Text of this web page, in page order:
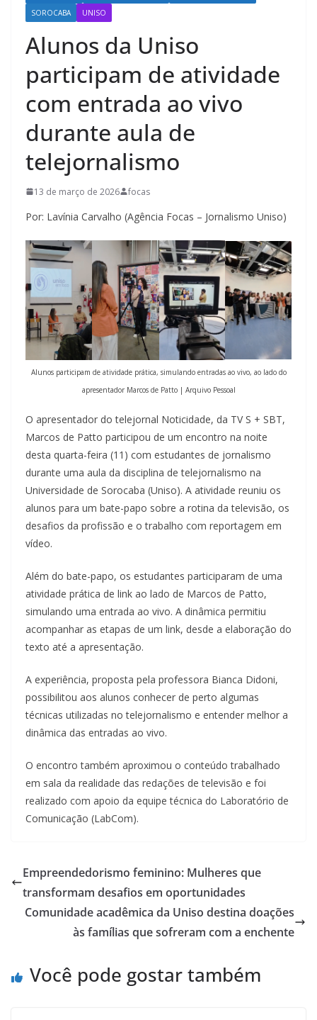
SOROCABA
UNISO
Alunos da Uniso
participam de atividade
com entrada ao vivo
durante aula de
telejornalismo
13 de março de 2026 focas
Por: Lavínia Carvalho (Agência Focas – Jornalismo Uniso)
Alunos participam de atividade prática, simulando entradas ao vivo, ao lado do
apresentador Marcos de Patto | Arquivo Pessoal
O apresentador do telejornal Noticidade, da TV S + SBT,
Marcos de Patto participou de um encontro na noite
desta quarta-feira (11) com estudantes de jornalismo
durante uma aula da disciplina de telejornalismo na
Universidade de Sorocaba (Uniso). A atividade reuniu os
alunos para um bate-papo sobre a rotina da televisão, os
desafios da profissão e o trabalho com reportagem em
vídeo.
Além do bate-papo, os estudantes participaram de uma
atividade prática de link ao lado de Marcos de Patto,
simulando uma entrada ao vivo. A dinâmica permitiu
acompanhar as etapas de um link, desde a elaboração do
texto até a apresentação.
A experiência, proposta pela professora Bianca Didoni,
possibilitou aos alunos conhecer de perto algumas
técnicas utilizadas no telejornalismo e entender melhor a
dinâmica das entradas ao vivo.
O encontro também aproximou o conteúdo trabalhado
em sala da realidade das redações de televisão e foi
realizado com apoio da equipe técnica do Laboratório de
Comunicação (LabCom).
Empreendedorismo feminino: Mulheres que
transformam desafios em oportunidades
Comunidade acadêmica da Uniso destina doações
às famílias que sofreram com a enchente
Você pode gostar também